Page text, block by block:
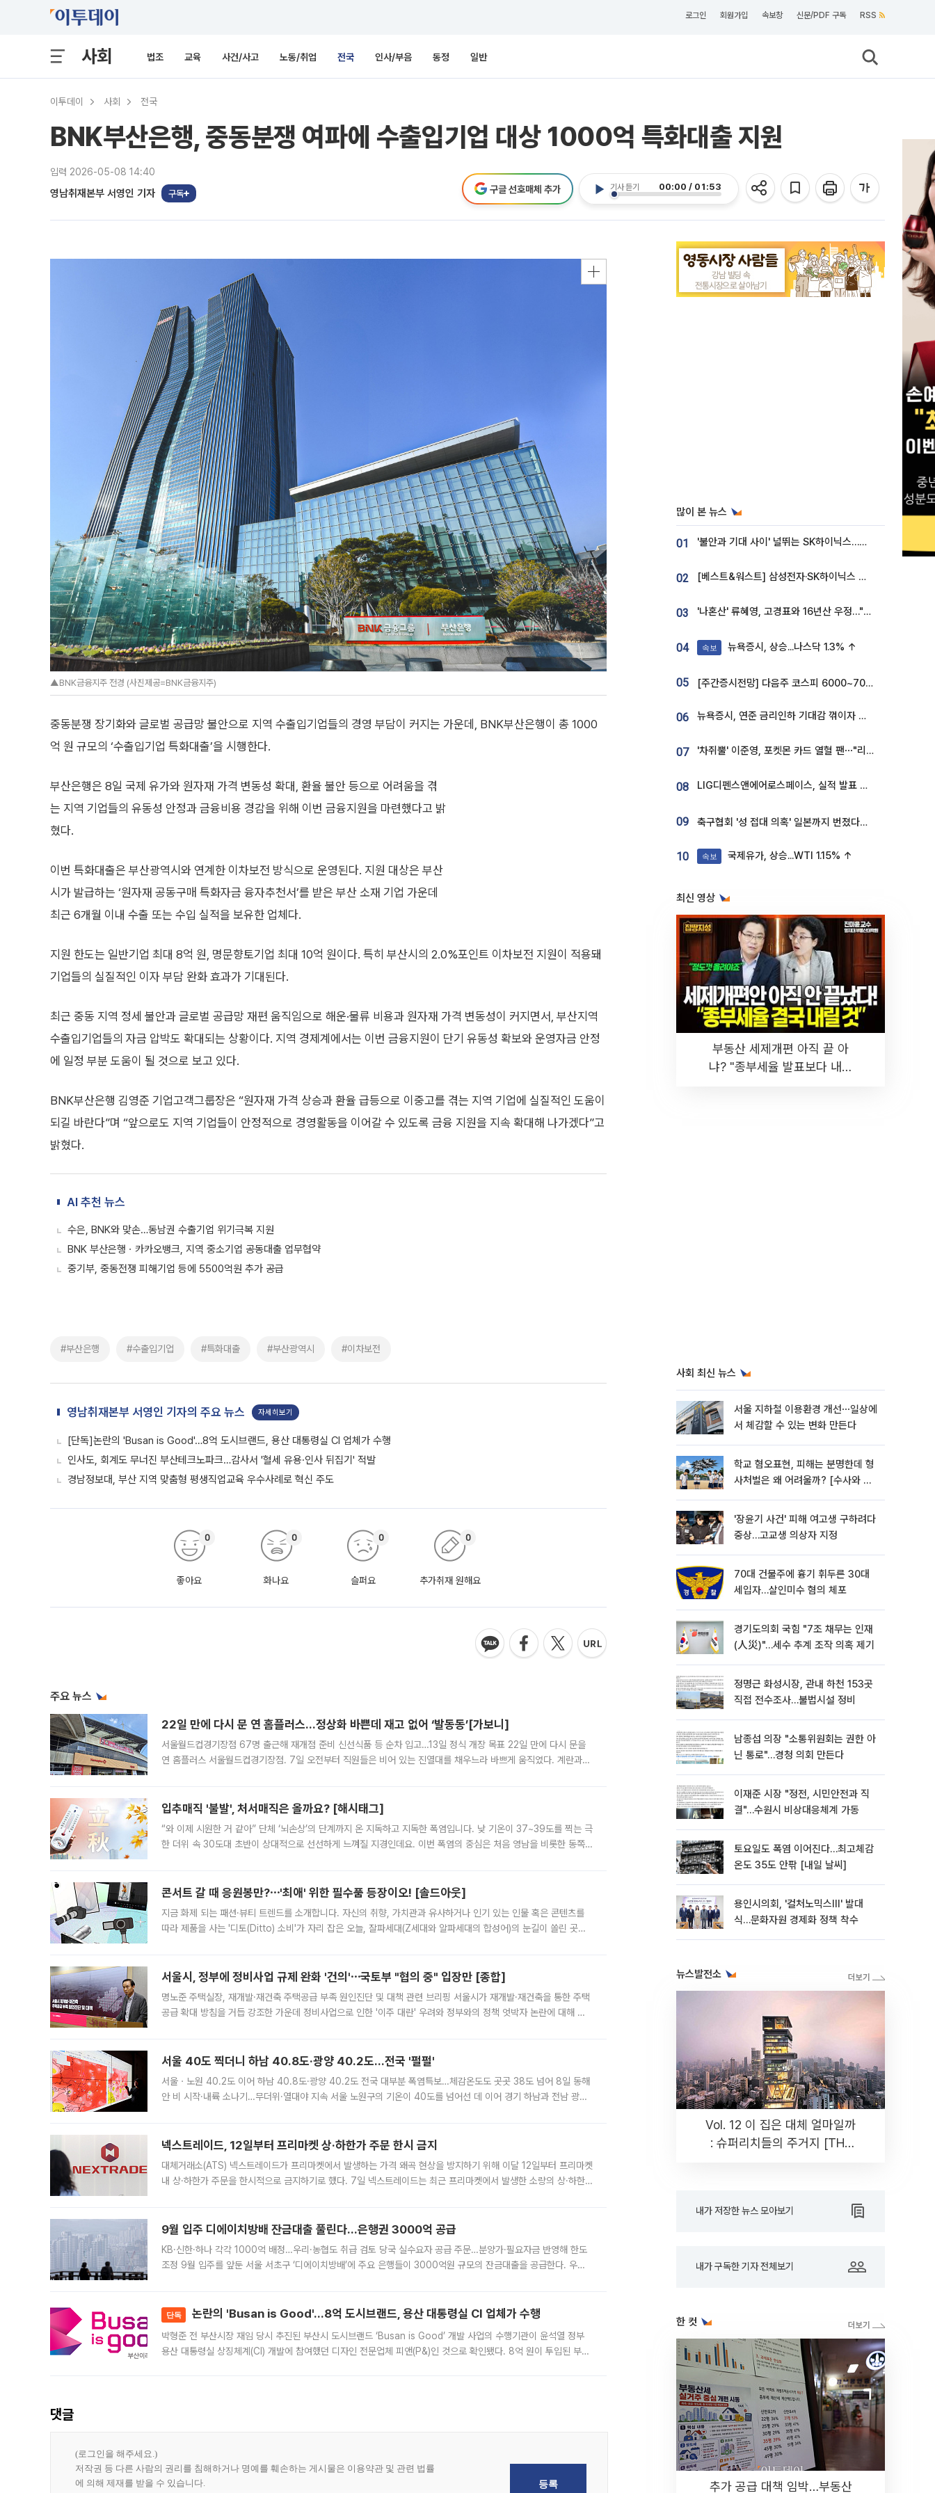
로그인 회원가입 속보창 신문/PDF 구독 RSS
사회 법조 교육 사건/사고 노동/취업 전국 인사/부음 동정 일반
이투데이 사회 전국
BNK부산은행, 중동분쟁 여파에 수출입기업 대상 1000억 특화대출 지원
입력 2026-05-08 14:40
영남취재본부 서영인 기자 구독
기사 듣기 00:00 / 01:53
구글 선호매체 추가
▲BNK금융지주 전경 (사진제공=BNK금융지주)
중동분쟁 장기화와 글로벌 공급망 불안으로 지역 수출입기업들의 경영 부담이 커지는 가운데, BNK부산은행이 총 1000
억 원 규모의 ‘수출입기업 특화대출’을 시행한다.
부산은행은 8일 국제 유가와 원자재 가격 변동성 확대, 환율 불안 등으로 어려움을 겪
는 지역 기업들의 유동성 안정과 금융비용 경감을 위해 이번 금융지원을 마련했다고 밝
혔다.
이번 특화대출은 부산광역시와 연계한 이차보전 방식으로 운영된다. 지원 대상은 부산
시가 발급하는 ‘원자재 공동구매 특화자금 융자추천서’를 받은 부산 소재 기업 가운데
최근 6개월 이내 수출 또는 수입 실적을 보유한 업체다.
지원 한도는 일반기업 최대 8억 원, 명문향토기업 최대 10억 원이다. 특히 부산시의 2.0%포인트 이차보전 지원이 적용돼
기업들의 실질적인 이자 부담 완화 효과가 기대된다.
최근 중동 지역 정세 불안과 글로벌 공급망 재편 움직임으로 해운·물류 비용과 원자재 가격 변동성이 커지면서, 부산지역
수출입기업들의 자금 압박도 확대되는 상황이다. 지역 경제계에서는 이번 금융지원이 단기 유동성 확보와 운영자금 안정
에 일정 부분 도움이 될 것으로 보고 있다.
BNK부산은행 김영준 기업고객그룹장은 “원자재 가격 상승과 환율 급등으로 이중고를 겪는 지역 기업에 실질적인 도움이
되길 바란다”며 “앞으로도 지역 기업들이 안정적으로 경영활동을 이어갈 수 있도록 금융 지원을 지속 확대해 나가겠다”고
밝혔다.
AI 추천 뉴스
수은, BNK와 맞손…동남권 수출기업 위기극복 지원
BNK 부산은행ㆍ카카오뱅크, 지역 중소기업 공동대출 업무협약
중기부, 중동전쟁 피해기업 등에 5500억원 추가 공급
#부산은행 #수출입기업 #특화대출 #부산광역시 #이차보전
영남취재본부 서영인 기자의 주요 뉴스 자세히보기
[단독]논란의 'Busan is Good'…8억 도시브랜드, 용산 대통령실 CI 업체가 수행
인사도, 회계도 무너진 부산테크노파크…감사서 '혈세 유용·인사 뒤집기' 적발
경남정보대, 부산 지역 맞춤형 평생직업교육 우수사례로 혁신 주도
좋아요
0
화나요
0
슬퍼요
0
추가취재 원해요
0
주요 뉴스
22일 만에 다시 문 연 홈플러스…정상화 바쁜데 재고 없어 ‘발동동’[가보니]
서울월드컵경기장점 67명 출근해 재개점 준비 신선식품 등 순차 입고…13일 정식 개장 목표 22일 만에 다시 문을
연 홈플러스 서울월드컵경기장점. 7일 오전부터 직원들은 비어 있는 진열대를 채우느라 바쁘게 움직였다. 계란과
입추매직 '불발', 처서매직은 올까요? [해시태그]
“와 이제 시원한 거 같아” 단체 ‘뇌손상’의 단계까지 온 지독하고 지독한 폭염입니다. 낮 기온이 37~39도를 찍는 극
한 더위 속 30도대 초반이 상대적으로 선선하게 느껴질 지경인데요. 이번 폭염의 중심은 처음 영남을 비롯한 동쪽
콘서트 갈 때 응원봉만?⋯'최애' 위한 필수품 등장이오! [솔드아웃]
지금 화제 되는 패션·뷰티 트렌드를 소개합니다. 자신의 취향, 가치관과 유사하거나 인기 있는 인물 혹은 콘텐츠를
따라 제품을 사는 '디토(Ditto) 소비'가 자리 잡은 오늘, 잘파세대(Z세대와 알파세대의 합성어)의 눈길이 쏠린 곳은
서울시, 정부에 정비사업 규제 완화 '건의'⋯국토부 "협의 중" 입장만 [종합]
명노준 주택실장, 재개발·재건축 주택공급 부족 원인진단 및 대책 관련 브리핑 서울시가 재개발·재건축을 통한 주택
공급 확대 방침을 거듭 강조한 가운데 정비사업으로 인한 '이주 대란' 우려와 정부와의 정책 엇박자 논란에 대해 정
서울 40도 찍더니 하남 40.8도·광양 40.2도…전국 '펄펄'
서울ㆍ노원 40.2도 이어 하남 40.8도·광양 40.2도 전국 대부분 폭염특보…체감온도도 곳곳 38도 넘어 8일 동해
안 비 시작·내륙 소나기…무더위·열대야 지속 서울 노원구의 기온이 40도를 넘어선 데 이어 경기 하남과 전남 광양
넥스트레이드, 12일부터 프리마켓 상·하한가 주문 한시 금지
대체거래소(ATS) 넥스트레이드가 프리마켓에서 발생하는 가격 왜곡 현상을 방지하기 위해 이달 12일부터 프리마켓
내 상·하한가 주문을 한시적으로 금지하기로 했다. 7일 넥스트레이드는 최근 프리마켓에서 발생한 소량의 상·하한
9월 입주 디에이치방배 잔금대출 풀린다…은행권 3000억 공급
KB·신한·하나 각각 1000억 배정…우리·농협도 취급 검토 당국 실수요자 공급 주문…분양가·필요자금 반영해 한도
조정 9월 입주를 앞둔 서울 서초구 ‘디에이치방배’에 주요 은행들이 3000억원 규모의 잔금대출을 공급한다. 우리
단독 논란의 'Busan is Good'…8억 도시브랜드, 용산 대통령실 CI 업체가 수행
박형준 전 부산시장 재임 당시 추진된 부산시 도시브랜드 ‘Busan is Good’ 개발 사업의 수행기관이 윤석열 정부
용산 대통령실 상징체계(CI) 개발에 참여했던 디자인 전문업체 피앤(P&)인 것으로 확인됐다. 8억 원이 투입된 부산
댓글
많이 본 뉴스
01 '불안과 기대 사이' 널뛰는 SK하이닉스…증권가 "HBM4·LTA 기반 펀터멘털 견고"
02 [베스트&워스트] 삼성전자·SK하이닉스 밀린 한 주…상상인증권은 85% 급등
03 '나혼산' 류혜영, 고경표와 16년산 우정…"자취방서 부모님과 마주쳐"
04 속보 뉴욕증시, 상승...나스닥 1.3% ↑
05 [주간증시전망] 다음주 코스피 6000~7000⋯“外人 수급은 정책이 변수”
06 뉴욕증시, 연준 금리인하 기대감 꺾이자 상승...S&P500 사상 최고치 [종합]
07 '차쥐뿔' 이준영, 포켓몬 카드 열혈 팬⋯"리셀러 처단할 것"
08 LIG디펜스앤에어로스페이스, 실적 발표 후 급락→반등⋯증권가 “28년까지 튼튼”
09 축구협회 '성 접대 의혹' 일본까지 번졌다…日 심판 실명 공개
10 속보 국제유가, 상승...WTI 1.15% ↑
최신 영상
부동산 세제개편 아직 끝 아
냐? "종부세율 발표보다 내릴
사회 최신 뉴스
서울 지하철 이용환경 개선⋯일상에
서 체감할 수 있는 변화 만든다
학교 혐오표현, 피해는 분명한데 형
사처벌은 왜 어려울까? [수사와 재
'장윤기 사건' 피해 여고생 구하려다
중상…고교생 의상자 지정
70대 건물주에 흉기 휘두른 30대
세입자…살인미수 혐의 체포
경기도의회 국힘 "7조 채무는 인재
(人災)"…세수 추계 조작 의혹 제기
정명근 화성시장, 관내 하천 153곳
직접 전수조사…불법시설 정비
남종섭 의장 "소통위원회는 권한 아
닌 통로"…경청 의회 만든다
이재준 시장 "정전, 시민안전과 직
결"…수원시 비상대응체계 가동
토요일도 폭염 이어진다…최고체감
온도 35도 안팎 [내일 날씨]
용인시의회, '컬처노믹스Ⅲ' 발대
식…문화자원 경제화 정책 착수
뉴스발전소
Vol. 12 이 집은 대체 얼마일까
: 슈퍼리치들의 주거지 [THE
내가 저장한 뉴스 모아보기
내가 구독한 기자 전체보기
한 컷
추가 공급 대책 임박…부동산